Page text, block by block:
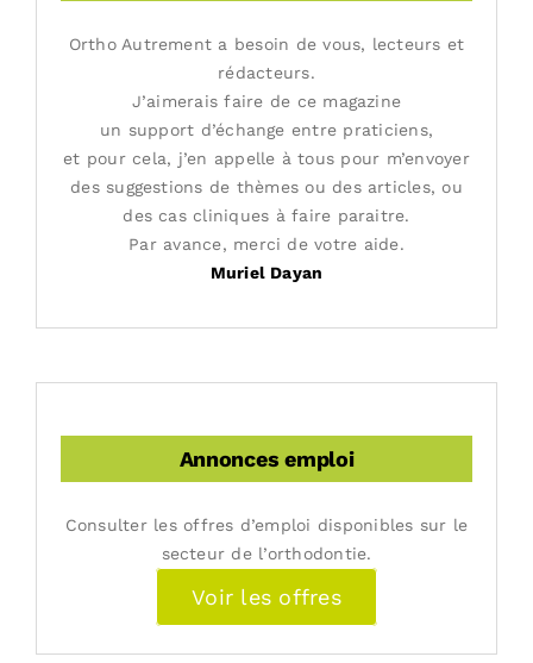
Ortho Autrement a besoin de vous, lecteurs et
rédacteurs.
J’aimerais faire de ce magazine
un support d’échange entre praticiens,
et pour cela, j’en appelle à tous pour m’envoyer
des suggestions de thèmes ou des articles, ou
des cas cliniques à faire paraitre.
Par avance, merci de votre aide.
Muriel Dayan
Annonces emploi
Consulter les offres d’emploi disponibles sur le
secteur de l’orthodontie.
Voir les offres